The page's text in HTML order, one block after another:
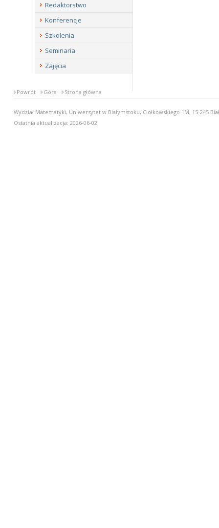
Redaktorstwo
Konferencje
Szkolenia
Seminaria
Zajęcia
Powrót Góra Strona główna
Wydział Matematyki, Uniwersytet w Białymstoku, Ciołkowskiego 1M, 15-245
Ostatnia aktualizacja: 2026-06-02